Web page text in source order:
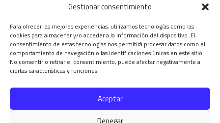
Gestionar consentimiento
Para ofrecer las mejores experiencias, utilizamos tecnologías como las
cookies para almacenar y/o acceder a la información del dispositivo. El
consentimiento de estas tecnologías nos permitirá procesar datos como el
comportamiento de navegación o las identificaciones únicas en este sitio.
No consentir o retirar el consentimiento, puede afectar negativamente a
ciertas características y funciones.
Aceptar
Denegar
BOPB
COLEGIO DE LA ABOGACÍA DE BARCELONA
AYUNTAMENT DE BARCELONA
ABOGADOS SEPARACIONES DIVORCIOS EN BARCELONA
ABOGADOS PENALISTAS URGENTES EN BARCELONA
ABOGADOS HERENCIAS Y SUCESIONES EN BARCELONA
ABOGADOS ACCIONES BANKIA EN BARCELONA